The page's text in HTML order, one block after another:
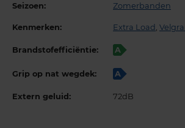
Seizoen: Zomerbanden
Kenmerken: Extra Load
Brandstofefficiëntie: A
Grip op nat wegdek: A
Extern geluid: 72dB